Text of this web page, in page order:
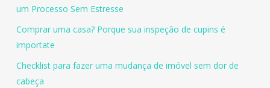
um Processo Sem Estresse
Comprar uma casa? Porque sua inspeção de cupins é
importate
Checklist para fazer uma mudança de imóvel sem dor de
cabeça